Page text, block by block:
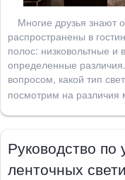
Многие друзья знают
распространены в
полос: низковольтные
определенные
вопросом, какой тип
посмотрим на различия
Руководство по
ленточных